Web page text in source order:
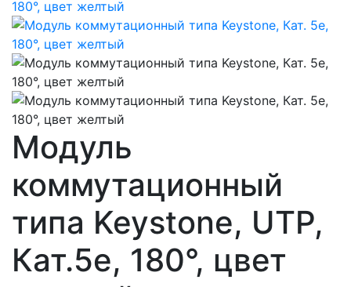
Модуль
коммутационный
типа Keystone, UTP,
Кат.5e, 180°, цвет